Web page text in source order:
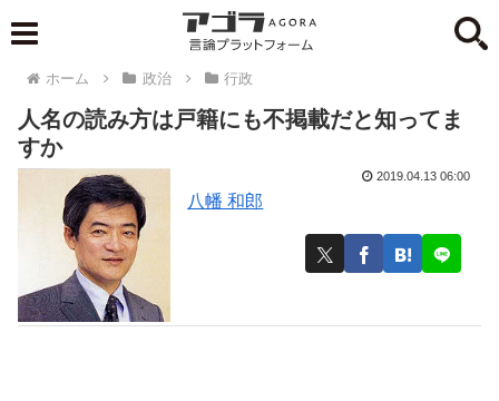
ホーム 政治 行政
人名の読み方は戸籍にも不掲載だと知ってま
すか
八幡 和郎
2019.04.13 06:00